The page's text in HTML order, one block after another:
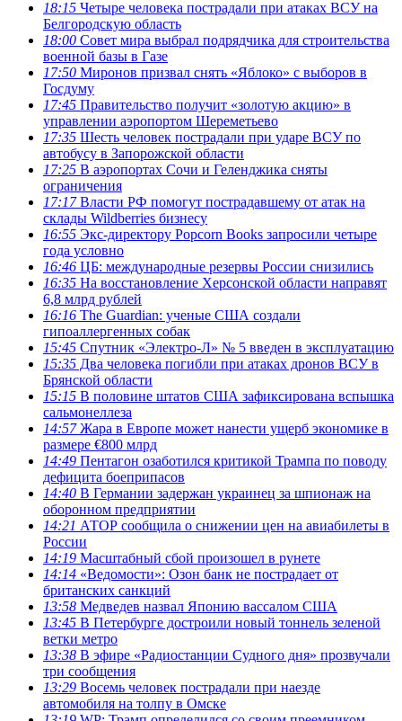
18:15 Четыре человека пострадали при атаках ВСУ на
Белгородскую область
18:00 Совет мира выбрал подрядчика для строительства
военной базы в Газе
17:50 Миронов призвал снять «Яблоко» с выборов в
Госдуму
17:45 Правительство получит «золотую акцию» в
управлении аэропортом Шереметьево
17:35 Шесть человек пострадали при ударе ВСУ по
автобусу в Запорожской области
17:25 В аэропортах Сочи и Геленджика сняты
ограничения
17:17Власти РФ помогут пострадавшему от атак на
склады Wildberries бизнесу
16:55 Экс-директору Popcorn Books запросили четыре
года условно
16:46 ЦБ: международные резервы России снизились
16:35 На восстановление Херсонской области направят
6,8 млрд рублей
16:16 The Guardian: ученые США создали
гипоаллергенных собак
15:45 Спутник «Электро-Л» № 5 введен в эксплуатацию
15:35 Два человека погибли при атаках дронов ВСУ в
Брянской области
15:15 В половине штатов США зафиксирована вспышка
сальмонеллеза
14:57Жара в Европе может нанести ущерб экономике в
размере €800 млрд
14:49 Пентагон озаботился критикой Трампа по поводу
дефицита боеприпасов
14:40 В Германии задержан украинец за шпионаж на
оборонном предприятии
14:21 АТОР сообщила о снижении цен на авиабилеты в
России
14:19 Масштабный сбой произошел в рунете
14:14 «Ведомости»: Озон банк не пострадает от
британских санкций
13:58 Медведев назвал Японию вассалом США
13:45 В Петербурге достроили новый тоннель зеленой
ветки метро
13:38 В эфире «Радиостанции Судного дня» прозвучали
три сообщения
13:29 Восемь человек пострадали при наезде
автомобиля на толпу в Омске